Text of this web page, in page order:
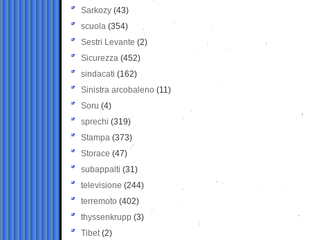
Sarkozy (43)
scuola (354)
Sestri Levante (2)
Sicurezza (452)
sindacati (162)
Sinistra arcobaleno (11)
Soru (4)
sprechi (319)
Stampa (373)
Storace (47)
subappalti (31)
televisione(244)
terremoto (402)
thyssenkrupp (3)
Tibet(2)